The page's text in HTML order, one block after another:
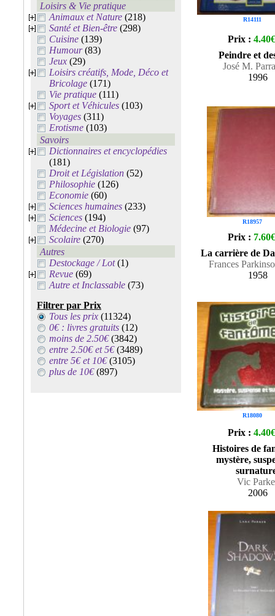
Loisirs & Vie pratique
Animaux et Nature (218)
Santé et Bien-être (298)
Cuisine (139)
Humour(83)
Jeux (29)
Loisirs créatifs, Mode, Déco et
Bricolage (171)
Vie pratique (111)
Sport et Véhicules (103)
Voyages (311)
Erotisme (103)
Savoirs
Dictionnaires et encyclopédies
(181)
Droit et Législation (52)
Philosophie (126)
Economie (60)
Sciences humaines (233)
Sciences (194)
Médecine et Biologie (97)
Scolaire (270)
Autres
Destockage / Lot(1)
Revue (69)
Autre et Inclassable (73)
Filtrer par Prix
Tous les prix (11324)
0€ : livres gratuits (12)
moins de 2.50€(3842)
entre 2.50€ et 5€(3489)
entre 5€ et 10€(3105)
plus de 10€(897)
R14111
Prix : 4.40€
Peindre et
José M.
1996
R18957
Prix : 7.60€
La carrière de
Frances
1958
R18080
Prix : 4.40€
Histoires de
mystère,
Vic
2006